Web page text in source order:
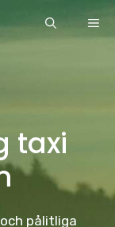
taxi
pålitliga